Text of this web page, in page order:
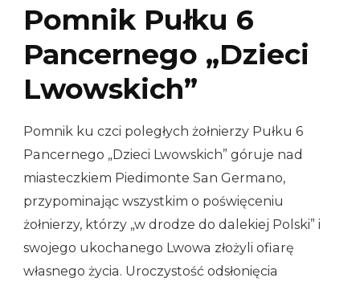
Pomnik Pułku 6
Pancernego „Dzieci
Lwowskich”
Pomnik ku czci poległych żołnierzy Pułku 6
Pancernego „Dzieci Lwowskich” góruje nad
miasteczkiem Piedimonte San Germano,
przypominając wszystkim o poświęceniu
żołnierzy, którzy „w drodze do dalekiej Polski” i
swojego ukochanego Lwowa złożyli ofiarę
własnego życia. Uroczystość odsłonięcia